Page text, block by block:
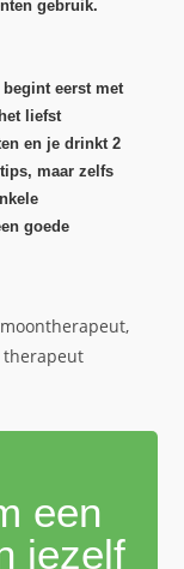
gebruik.
eerst met
liefst
en je drinkt 2
maar zelfs
goede
een
jezelf